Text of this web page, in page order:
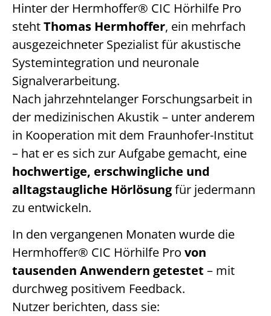
Hinter der Hermhoffer® CIC Hörhilfe Pro
stehtThomas Hermhoffer, ein mehrfach
ausgezeichneter Spezialist für akustische
Systemintegration und neuronale
Signalverarbeitung.
Nach jahrzehntelanger Forschungsarbeit in
der medizinischen Akustik – unter anderem
in Kooperation mit dem Fraunhofer-Institut
– hat er es sich zur Aufgabe gemacht, eine
hochwertige, erschwingliche und
alltagstaugliche Hörlösungfür jedermann
zu entwickeln.
In den vergangenen Monaten wurde die
Hermhoffer® CIC Hörhilfe Pro von
tausenden Anwendern getestet – mit
durchweg positivem Feedback.
Nutzer berichten, dass sie: